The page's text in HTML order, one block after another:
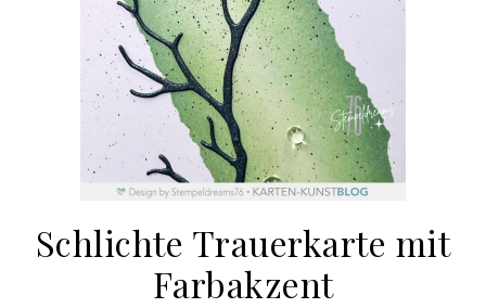
Schlichte Trauerkarte mit
Farbakzent